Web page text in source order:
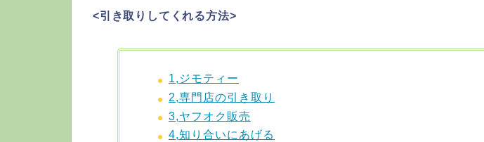
<引き取りしてくれる方法>
1,ジモティー
2,専門店の引き取り
3,ヤフオク販売
4,知り合いにあげる